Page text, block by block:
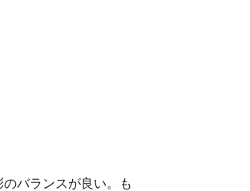
バランスが良い。も